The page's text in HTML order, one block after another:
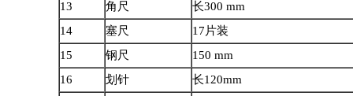
13 角尺 长300 mm
14
塞尺 17片装
15
钢尺
150 mm
16
划针 长120mm